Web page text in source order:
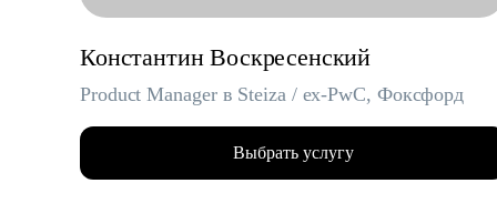
Константин Воскресенский
Product Manager в Steiza / ex-PwC, Фоксфорд
Выбрать услугу